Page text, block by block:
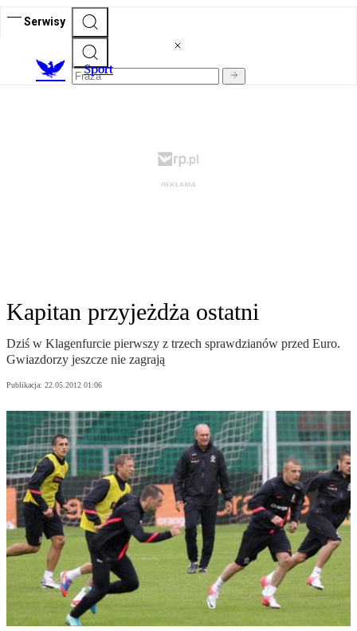
Serwisy
Sport
Kapitan przyjeżdża ostatni
Dziś w Klagenfurcie pierwszy z trzech sprawdzianów przed Euro.
Gwiazdorzy jeszcze nie zagrają
Publikacja: 22.05.2012 01:06